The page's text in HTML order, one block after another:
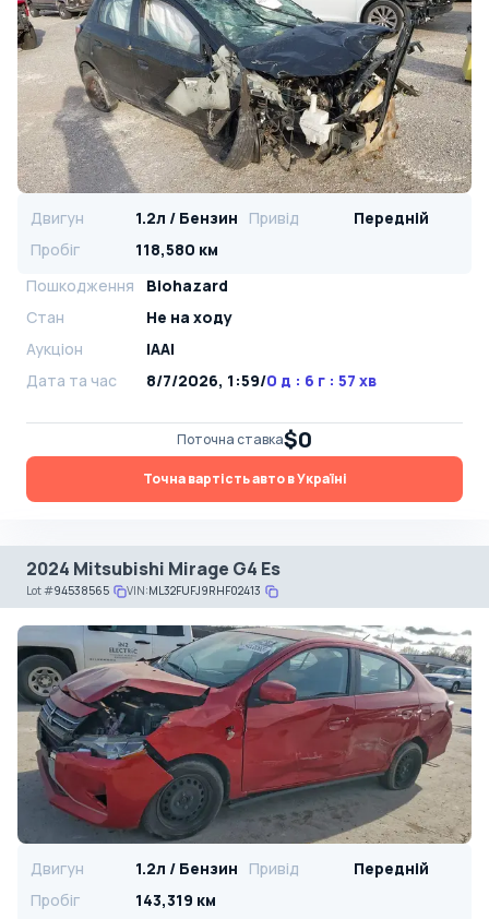
Двигун 1.2л / Бензин Привід
Передній
Пробіг
118,580 км
Пошкодження
Biohazard
Стан
Не на ходу
Аукціон
IAAI
Дата та час
8/7/2026, 1:59/0 д : 6 г : 57 хв
Поточна ставка$0
Точна вартість авто в Україні
2024 Mitsubishi Mirage G4 Es
Lot#94538565 VIN:ML32FUFJ9RHF02413
Двигун 1.2л / Бензин Привід
Передній
Пробіг
143,319 км